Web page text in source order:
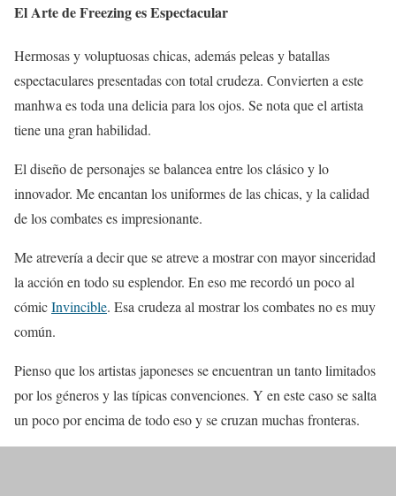
El Arte de Freezing es Espectacular
Hermosas y voluptuosas chicas, además peleas y batallas
espectaculares presentadas con total crudeza. Convierten a este
manhwa es toda una delicia para los ojos. Se nota que el artista
tiene una gran habilidad.
El diseño de personajes se balancea entre los clásico y lo
innovador. Me encantan los uniformes de las chicas, y la calidad
de los combates es impresionante.
Me atrevería a decir que se atreve a mostrar con mayor sinceridad
la acción en todo su esplendor. En eso me recordó un poco al
cómicInvincible. Esa crudeza al mostrar los combates no es muy
común.
Pienso que los artistas japoneses se encuentran un tanto limitados
por los géneros y las típicas convenciones. Y en este caso se salta
un poco por encima de todo eso y se cruzan muchas fronteras.